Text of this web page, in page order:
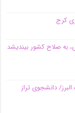
به صلاح کشور بیندیشد
دانشجوی تراز